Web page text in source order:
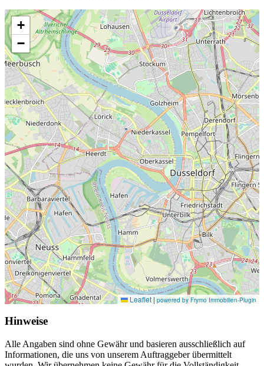
+
−
Leaflet | powered by Frymo Immobilien-Plugin
Hinweise
Alle Angaben sind ohne Gewähr und basieren ausschließlich auf
Informationen, die uns von unserem Auftraggeber übermittelt